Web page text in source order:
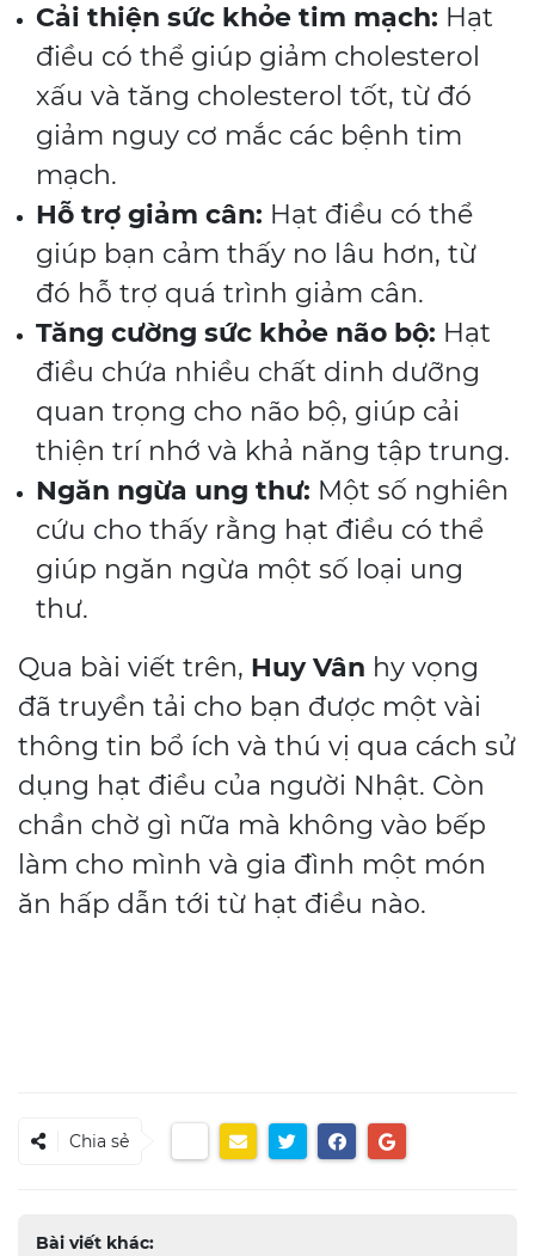
Cải thiện sức khỏe tim mạch: Hạt
điều có thể giúp giảm cholesterol
xấu và tăng cholesterol tốt, từ đó
giảm nguy cơ mắc các bệnh tim
mạch.
Hỗ trợ giảm cân: Hạt điều có thể
giúp bạn cảm thấy no lâu hơn, từ
đó hỗ trợ quá trình giảm cân.
Tăng cường sức khỏe não bộ: Hạt
điều chứa nhiều chất dinh dưỡng
quan trọng cho não bộ, giúp cải
thiện trí nhớ và khả năng tập trung.
Ngăn ngừa ung thư: Một số nghiên
cứu cho thấy rằng hạt điều có thể
giúp ngăn ngừa một số loại ung
thư.
Qua bài viết trên, Huy Vân hy vọng
đã truyền tải cho bạn được một vài
thông tin bổ ích và thú vị qua cách sử
dụng hạt điều của người Nhật. Còn
chần chờ gì nữa mà không vào bếp
làm cho mình và gia đình một món
ăn hấp dẫn tới từ hạt điều nào.
Chia sẻ
Bài viết khác: